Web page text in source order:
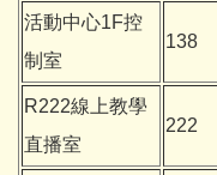
活動中心1F控
制室
138
R222線上教學
直播室
222